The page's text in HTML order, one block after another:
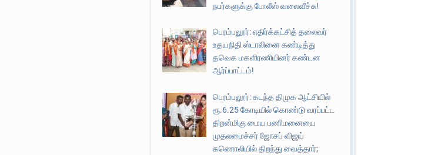
நபர்களுக்கு போலீஸ் வலைவீச்சு!
பெரம்பலூர்: எதிர்க்கட்சித் தலைவர்
உதயநிதி ஸ்டாலினை கண்டித்து
தவெக மகளிரணியினர் கண்டன
ஆர்ப்பாட்டம்!
பெரம்பலூர்: கடந்த திமுக ஆட்சியில்
ரூ.6.25 கோடியில் கொண்டு வரப்பட்ட
திறன்மிகு மைய பணிமனையை
முதலமைச்சர் ஜோசப் விஜய்
கணொலியில் திறந்து வைத்தார்;